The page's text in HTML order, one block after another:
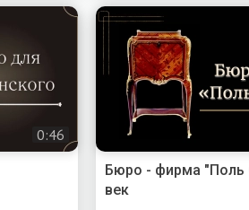
0:46
Бюро - фирма "Поль
век